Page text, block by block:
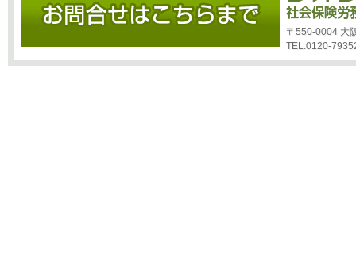
〒550-0004 大
TEL:0120-